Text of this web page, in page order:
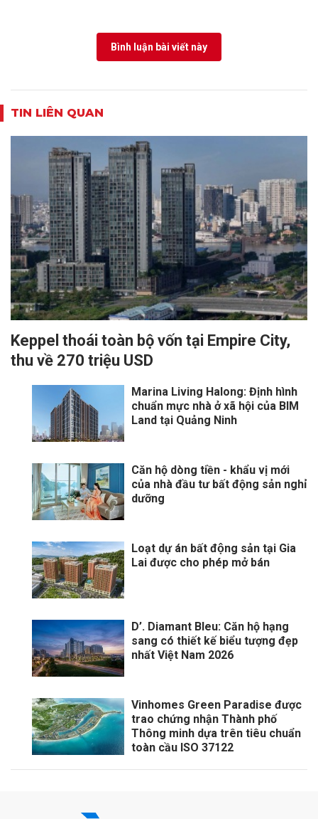
Bình luận bài viết này
TIN LIÊN QUAN
Keppel thoái toàn bộ vốn tại Empire City,
thu về 270 triệu USD
Marina Living Halong: Định hình
chuẩn mực nhà ở xã hội của BIM
Land tại Quảng Ninh
Căn hộ dòng tiền - khẩu vị mới
của nhà đầu tư bất động sản nghỉ
dưỡng
Loạt dự án bất động sản tại Gia
Lai được cho phép mở bán
D’. Diamant Bleu: Căn hộ hạng
sang có thiết kế biểu tượng đẹp
nhất Việt Nam 2026
Vinhomes Green Paradise được
trao chứng nhận Thành phố
Thông minh dựa trên tiêu chuẩn
toàn cầu ISO 37122